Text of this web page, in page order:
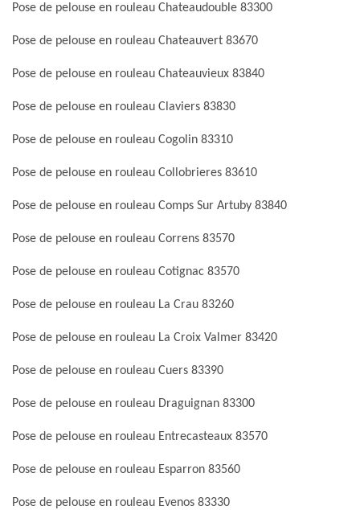
Pose de pelouse en rouleau Chateaudouble 83300
Pose de pelouse en rouleau Chateauvert 83670
Pose de pelouse en rouleau Chateauvieux 83840
Pose de pelouse en rouleau Claviers 83830
Pose de pelouse en rouleau Cogolin 83310
Pose de pelouse en rouleau Collobrieres 83610
Pose de pelouse en rouleau Comps Sur Artuby 83840
Pose de pelouse en rouleau Correns 83570
Pose de pelouse en rouleau Cotignac 83570
Pose de pelouse en rouleau La Crau 83260
Pose de pelouse en rouleau La Croix Valmer 83420
Pose de pelouse en rouleau Cuers 83390
Pose de pelouse en rouleau Draguignan 83300
Pose de pelouse en rouleau Entrecasteaux 83570
Pose de pelouse en rouleau Esparron 83560
Pose de pelouse en rouleau Evenos 83330